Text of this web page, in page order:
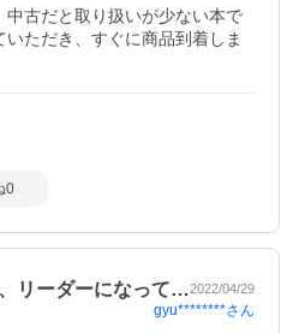
中古だと取り扱いが少ない本で
ただき、すぐに商品到着しま
0
リーダーになって…2022/04/29
gyu********さん